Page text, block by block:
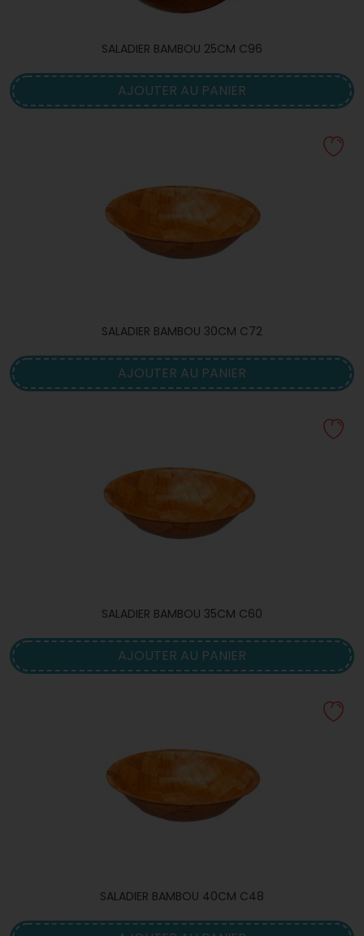
SALADIER BAMBOU 25CM C96
AJOUTER AU PANIER
SALADIER BAMBOU 30CM C72
AJOUTER AU PANIER
SALADIER BAMBOU 35CM C60
AJOUTER AU PANIER
SALADIER BAMBOU 40CM C48